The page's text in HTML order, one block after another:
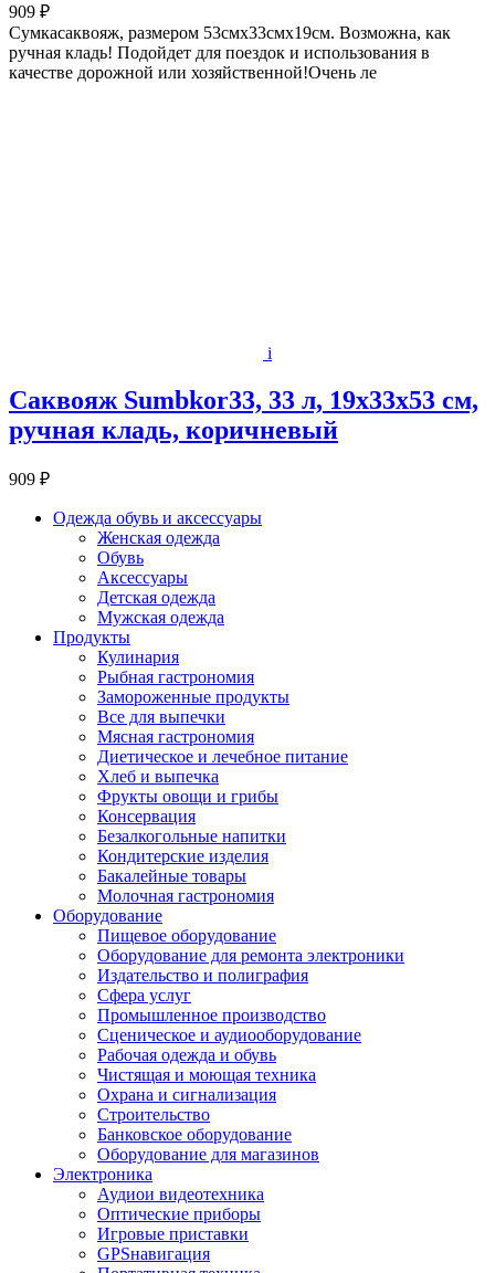
909 ₽
Сумкасаквояж, размером 53смх33смх19см. Возможна, как
ручная кладь! Подойдет для поездок и использования в
качестве дорожной или хозяйственной!Очень ле
i
Саквояж Sumbkor33, 33 л, 19х33х53 см,
ручная кладь, коричневый
909 ₽
Одежда обувь и аксессуары
Женская одежда
Обувь
Аксессуары
Детская одежда
Мужская одежда
Продукты
Кулинария
Рыбная гастрономия
Замороженные продукты
Все для выпечки
Мясная гастрономия
Диетическое и лечебное питание
Хлеб и выпечка
Фрукты овощи и грибы
Консервация
Безалкогольные напитки
Кондитерские изделия
Бакалейные товары
Молочная гастрономия
Оборудование
Пищевое оборудование
Оборудование для ремонта электроники
Издательство и полиграфия
Сфера услуг
Промышленное производство
Сценическое и аудиооборудование
Рабочая одежда и обувь
Чистящая и моющая техника
Охрана и сигнализация
Строительство
Банковское оборудование
Оборудование для магазинов
Электроника
Аудиои видеотехника
Оптические приборы
Игровые приставки
GPSнавигация